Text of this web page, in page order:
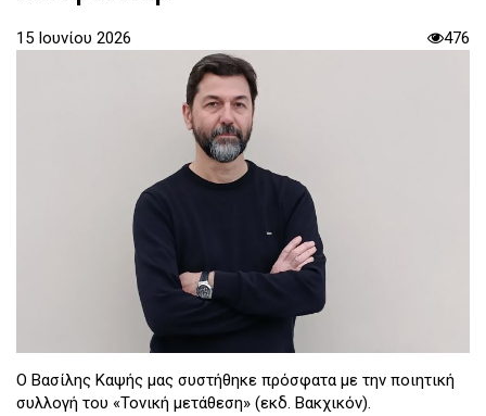
15 Ιουνίου 2026 476
Ο Βασίλης Καψής μας συστήθηκε πρόσφατα με την ποιητική
συλλογή του «Τονική μετάθεση» (εκδ. Βακχικόν).